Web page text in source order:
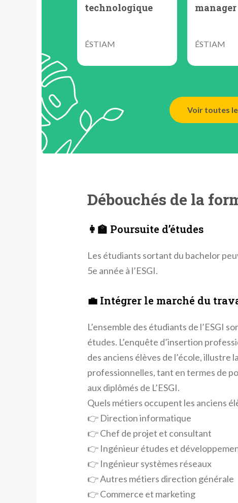
technologique
ÉSTIAM
manager
ÉSTIAM
Voir toutes
Débouchés de la
👩‍🏫 Poursuite d’études
Les étudiants sortant du bachelor
5e année à l’ESGI.
💼 Intégrer le marché du
L’ensemble des étudiants de l’ESGI
études. L’enquête d’insertion
des anciens élèves de l’école, illustre
professionnelles, tant en termes de
aux diplômés de L’ESGI.
Quels métiers occupent les anciens
👉 Direction informatique
👉 Chef de projet et consultant
👉 Ingénieur études et
👉 Ingénieur systèmes réseaux
👉 Autres métiers direction générale
👉 Commerce et marketing